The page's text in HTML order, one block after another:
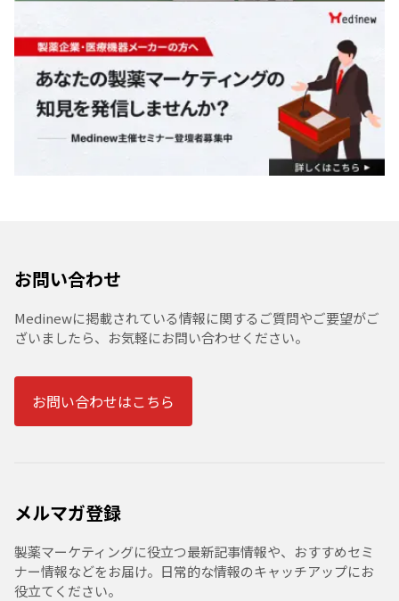
お問い合わせ
Medinewに掲載されている情報に関するご質問やご要望がご
ざいましたら、お気軽にお問い合わせください。
お問い合わせはこちら
メルマガ登録
製薬マーケティングに役立つ最新記事情報や、おすすめセミ
ナー情報などをお届け。日常的な情報のキャッチアップにお
役立てください。